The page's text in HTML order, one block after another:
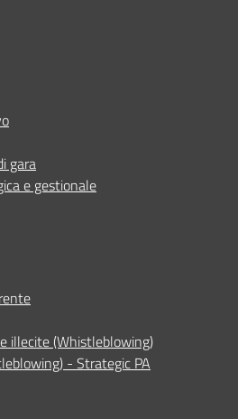
gara
e gestionale
illecite (Whistleblowing)
- Strategic PA